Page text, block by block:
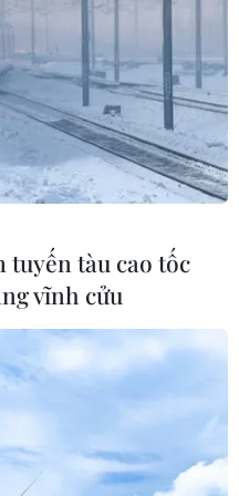
ráp các mẫu ôtô con
số 5 ở Ulsan từ ngày
tuyến tàu cao tốc
vĩnh cửu